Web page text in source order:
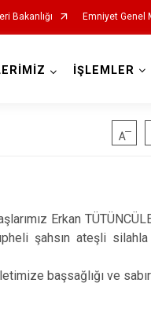
Bakanlığı Emniyet Genel
İŞLEMLER
Erkan
şahsın ateşli silahla
başsağlığı ve